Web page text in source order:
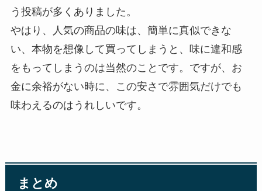
う投稿が多くありました。
やはり、人気の商品の味は、簡単に真似できな
い、本物を想像して買ってしまうと、味に違和感
をもってしまうのは当然のことです。ですが、お
金に余裕がない時に、この安さで雰囲気だけでも
味わえるのはうれしいです。
まとめ